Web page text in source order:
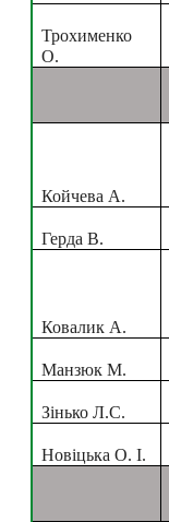
Трохименко
О.
Койчева А.
Герда В.
Ковалик А.
Манзюк М.
Зінько Л.С.
Новіцька О. І.